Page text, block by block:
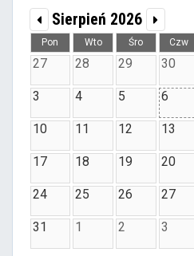
Sierpień 2026
Pon Wto Śro Czw
27 28 29 30
3 4 5 6
10 11 12 13
17 18 19 20
24 25 26 27
31 1 2 3